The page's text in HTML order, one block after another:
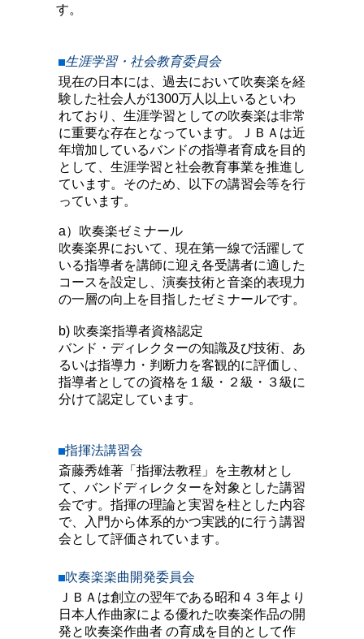
す。
生涯学習・社会教育委員会
現在の日本には、過去において吹奏楽を経
験した社会人が1300万人以上いるといわ
れており、生涯学習としての吹奏楽は非常
に重要な存在となっています。ＪＢＡは近
年増加しているバンドの指導者育成を目的
として、生涯学習と社会教育事業を推進し
ています。そのため、以下の講習会等を行
っています。
a）吹奏楽ゼミナール
吹奏楽界において、現在第一線で活躍して
いる指導者を講師に迎え各受講者に適した
コースを設定し、演奏技術と音楽的表現力
の一層の向上を目指したゼミナールです。
b) 吹奏楽指導者資格認定
バンド・ディレクターの知識及び技術、あ
るいは指導力・判断力を客観的に評価し、
指導者としての資格を１級・２級・３級に
分けて認定しています。
指揮法講習会
斎藤秀雄著「指揮法教程」を主教材とし
て、バンドディレクターを対象とした講習
会です。指揮の理論と実習を柱とした内容
で、入門から体系的かつ実践的に行う講習
会として評価されています。
吹奏楽楽曲開発委員会
ＪＢＡは創立の翌年である昭和４３年より
日本人作曲家による優れた吹奏楽作品の開
発と吹奏楽作曲者 の育成を目的として作